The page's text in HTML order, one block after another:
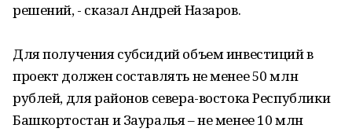
решений, - сказал Андрей Назаров.
Для получения субсидий объем инвестиций в
проект должен составлять не менее 50 млн
рублей, для районов севера-востока Республики
Башкортостан и Зауралья – не менее 10 млн